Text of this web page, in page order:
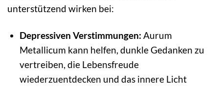
unterstützend wirken bei:
Depressiven Verstimmungen: Aurum
Metallicum kann helfen, dunkle Gedanken zu
vertreiben, die Lebensfreude
wiederzuentdecken und das innere Licht